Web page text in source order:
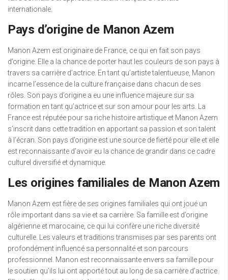
internationale.
Pays d’origine de Manon Azem
Manon Azem est originaire de France, ce qui en fait son pays
d’origine. Elle a la chance de porter haut les couleurs de son pays à
travers sa carrière d’actrice. En tant qu’artiste talentueuse, Manon
incarne l’essence de la culture française dans chacun de ses
rôles. Son pays d’origine a eu une influence majeure sur sa
formation en tant qu’actrice et sur son amour pour les arts. La
France est réputée pour sa riche histoire artistique et Manon Azem
s’inscrit dans cette tradition en apportant sa passion et son talent
à l’écran. Son pays d’origine est une source de fierté pour elle et elle
est reconnaissante d’avoir eu la chance de grandir dans ce cadre
culturel diversifié et dynamique.
Les origines familiales de Manon Azem
Manon Azem est fière de ses origines familiales qui ont joué un
rôle important dans sa vie et sa carrière. Sa famille est d’origine
algérienne et marocaine, ce qui lui confère une riche diversité
culturelle. Les valeurs et traditions transmises par ses parents ont
profondément influencé sa personnalité et son parcours
professionnel. Manon est reconnaissante envers sa famille pour
le soutien qu’ils lui ont apporté tout au long de sa carrière d’actrice.